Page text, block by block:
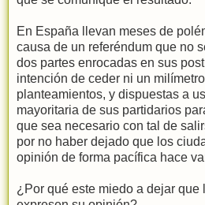
En España llevan meses de
causa de un referéndum que no
dos partes enrocadas en sus
intención de ceder ni un
planteamientos, y dispuestas a
mayoritaria de sus partidarios
que sea necesario con tal de
por no haber dejado que los
opinión de forma pacífica hace
¿Por qué este miedo a dejar que